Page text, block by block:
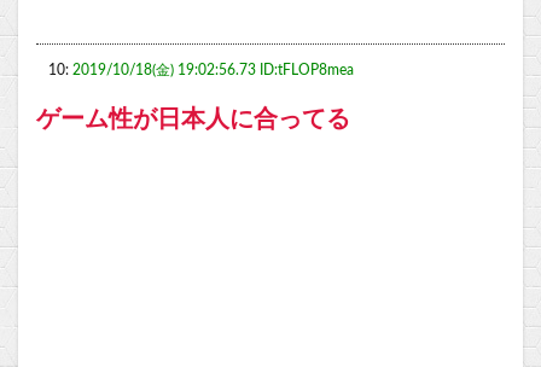
10: 2019/10/18(金) 19:02:56.73 ID:tFLOP8mea
ゲーム性が日本人に合ってる